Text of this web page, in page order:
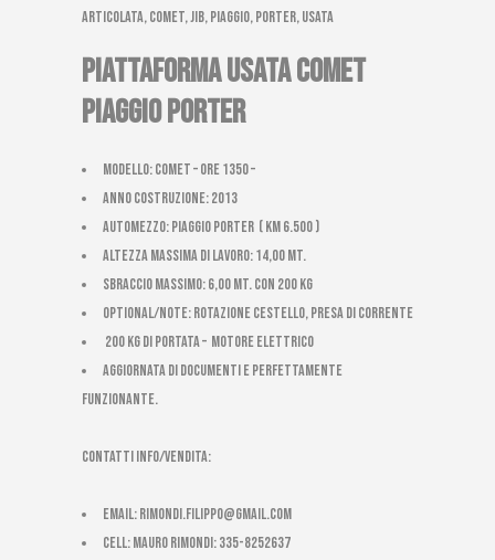
articolata, comet, jib, piaggio, porter, usata
PIATTAFORMA USATA COMET
PIAGGIO PORTER
Modello: Comet – ore 1350 –
Anno costruzione: 2013
Automezzo: Piaggio Porter ( Km 6.500 )
Altezza massima di Lavoro: 14,00 mt.
Sbraccio massimo: 6,00 mt. con 200 kg
Optional/Note: ROTAZIONE CESTELLO, PRESA DI CORRENTE
200 kg di portata – Motore elettrico
AGGIORNATA DI DOCUMENTI E PERFETTAMENTE
FUNZIONANTE.
CONTATTI INFO/VENDITA:
email:rimondi.filippo@gmail.com
cell: Mauro Rimondi: 335-8252637